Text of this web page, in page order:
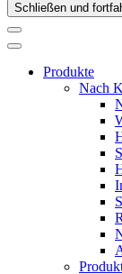
Schließen und
Produkte
Nach